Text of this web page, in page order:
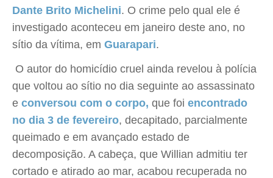
Dante Brito Michelini. O crime pelo qual ele é
investigado aconteceu em janeiro deste ano, no
sítio da vítima, em Guarapari.
O autor do homicídio cruel ainda revelou à polícia
que voltou ao sítio no dia seguinte ao assassinato
e conversou com o corpo, que foi encontrado
no dia 3 de fevereiro, decapitado, parcialmente
queimado e em avançado estado de
decomposição. A cabeça, que Willian admitiu ter
cortado e atirado ao mar, acabou recuperada no